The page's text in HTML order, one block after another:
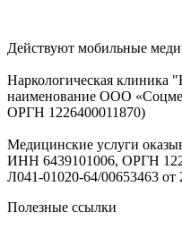
Действуют мобильные
Наркологическая клиника
наименование ООО
ОРГН 1226400011870)
Медицинские услуги
ИНН 6439101006, ОРГН
Л041-01020-64/00653463 от
Полезные ссылки